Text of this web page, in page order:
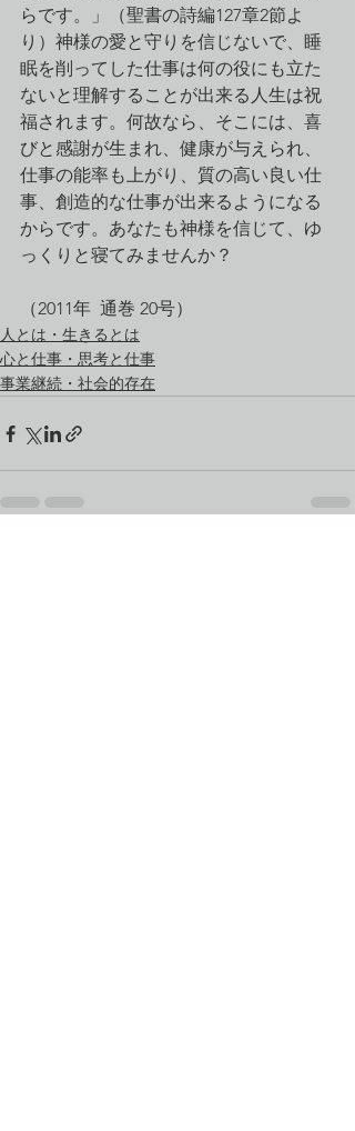
らです。」（聖書の詩編127章2節よ
り）神様の愛と守りを信じないで、睡
眠を削ってした仕事は何の役にも立た
ないと理解することが出来る人生は祝
福されます。何故なら、そこには、喜
びと感謝が生まれ、健康が与えられ、
仕事の能率も上がり、質の高い良い仕
事、創造的な仕事が出来るようになる
からです。あなたも神様を信じて、ゆ
っくりと寝てみませんか？
（2011年  通巻 20号）
人とは・生きるとは
心と仕事・思考と仕事
事業継続・社会的存在